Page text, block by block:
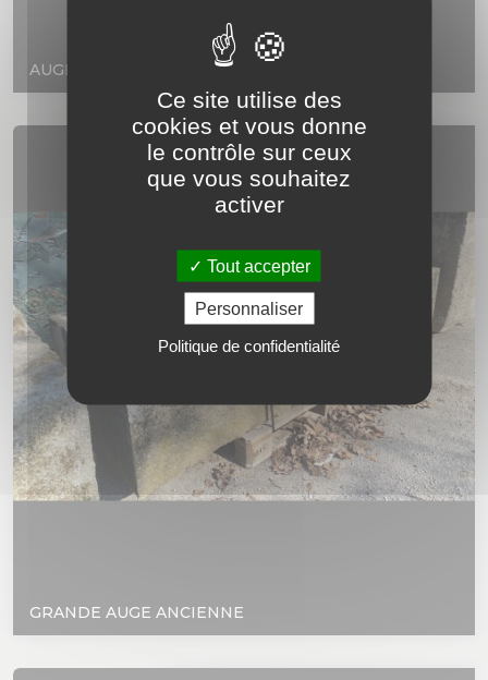
AUGE ANCIENNE
GRANDE AUGE ANCIENNE
Ce site utilise des
cookies et vous donne
le contrôle sur ceux
que vous souhaitez
activer
Tout accepter
Personnaliser
Politique de confidentialité